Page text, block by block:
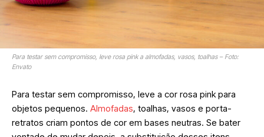
Para testar sem compromisso, leve rosa pink a almofadas, vasos, toalhas – Foto:
Envato
Para testar sem compromisso, leve a cor rosa pink para
objetos pequenos. Almofadas, toalhas, vasos e porta-
retratos criam pontos de cor em bases neutras. Se bater